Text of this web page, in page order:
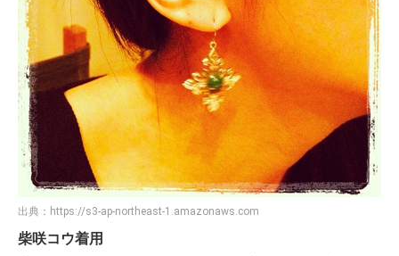
出典： https://s3-ap-northeast-1.amazonaws.com
柴咲コウ着用